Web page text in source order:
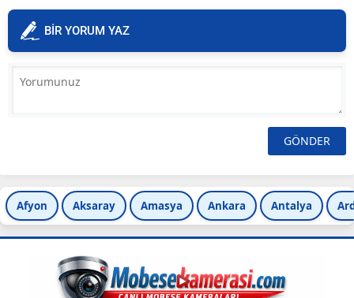
BİR YORUM YAZ
Afyon Aksaray Amasya Ankara Antalya